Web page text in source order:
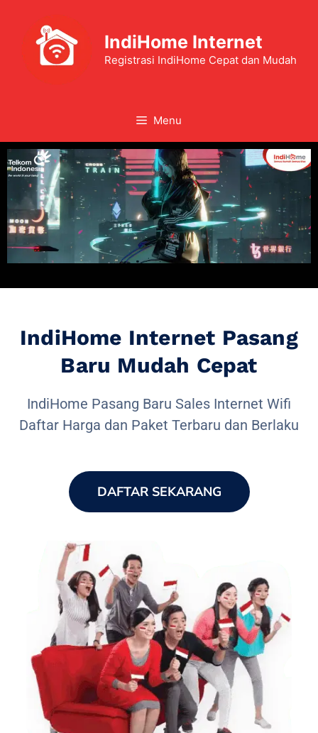
IndiHome Internet
Registrasi IndiHome Cepat dan Mudah
Menu
IndiHome Internet Pasang
Baru Mudah Cepat
IndiHome Pasang Baru Sales Internet Wifi
Daftar Harga dan Paket Terbaru dan Berlaku
DAFTAR SEKARANG